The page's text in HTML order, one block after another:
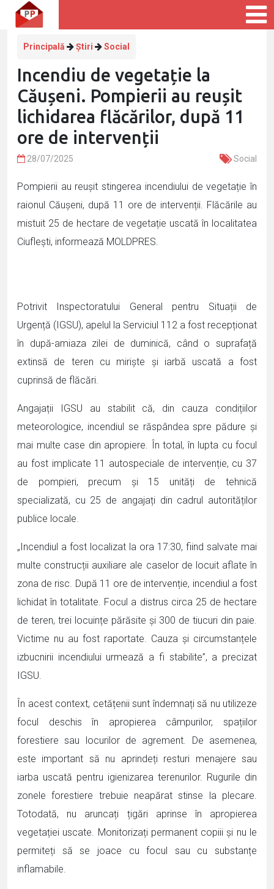
Principală Știri Social
Incendiu de vegetație la
Căușeni. Pompierii au reușit
lichidarea flăcărilor, după 11
ore de intervenții
28/07/2025 Social
Pompierii au reușit stingerea incendiului de vegetație în
raionul Căușeni, după 11 ore de intervenții. Flăcările au
mistuit 25 de hectare de vegetație uscată în localitatea
Ciuflești, informează MOLDPRES.
Potrivit Inspectoratului General pentru Situații de
Urgență (IGSU), apelul la Serviciul 112 a fost recepționat
în după-amiaza zilei de duminică, când o suprafață
extinsă de teren cu miriște și iarbă uscată a fost
cuprinsă de flăcări.
Angajații IGSU au stabilit că, din cauza condițiilor
meteorologice, incendiul se răspândea spre pădure și
mai multe case din apropiere. În total, în lupta cu focul
au fost implicate 11 autospeciale de intervenție, cu 37
de pompieri, precum și 15 unități de tehnică
specializată, cu 25 de angajați din cadrul autorităților
publice locale.
„Incendiul a fost localizat la ora 17:30, fiind salvate mai
multe construcții auxiliare ale caselor de locuit aflate în
zona de risc. După 11 ore de intervenție, incendiul a fost
lichidat în totalitate. Focul a distrus circa 25 de hectare
de teren, trei locuințe părăsite și 300 de tiucuri din paie.
Victime nu au fost raportate. Cauza și circumstanțele
izbucnirii incendiului urmează a fi stabilite”, a precizat
IGSU.
În acest context, cetățenii sunt îndemnați să nu utilizeze
focul deschis în apropierea câmpurilor, spațiilor
forestiere sau locurilor de agrement. De asemenea,
este important să nu aprindeți resturi menajere sau
iarba uscată pentru igienizarea terenurilor. Rugurile din
zonele forestiere trebuie neapărat stinse la plecare.
Totodată, nu aruncați țigări aprinse în apropierea
vegetației uscate. Monitorizați permanent copiii și nu le
permiteți să se joace cu focul sau cu substanțe
inflamabile.